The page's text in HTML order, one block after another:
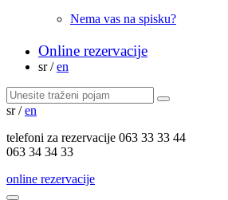
Nema vas na spisku?
Online rezervacije
sr / en
sr / en
telefoni za rezervacije 063 33 33 44
063 34 34 33
online rezervacije